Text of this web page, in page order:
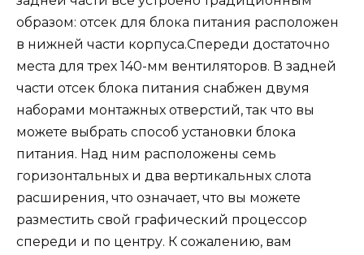
образом: отсек для блока питания расположен
в нижней части корпуса.Спереди достаточно
места для трех 140-мм вентиляторов. В задней
части отсек блока питания снабжен двумя
наборами монтажных отверстий, так что вы
можете выбрать способ установки блока
питания. Над ним расположены семь
горизонтальных и два вертикальных слота
расширения, что означает, что вы можете
разместить свой графический процессор
спереди и по центру. К сожалению, вам